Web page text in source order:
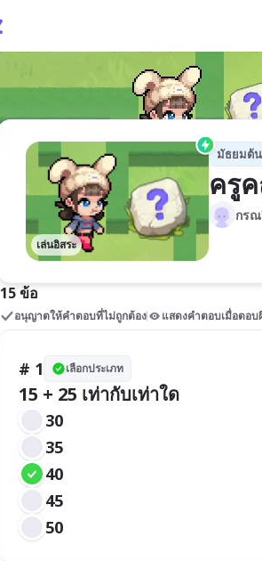
เล่นอิสระ
มัธยมต้
ครู
กร
15 ข้อ
อนุญาตให้คำตอบที่ไม่ถูกต้อง แสดงคำตอบเมื่อตอบ
# 1 เลือกประเภท
15 + 25 เท่ากับเท่าใด
30
35
40
45
50